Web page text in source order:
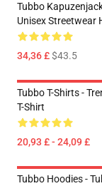
Tubbo
Unisex Streetwear
34,36 £$43.5
Tubbo T-Shirts -
T-Shirt
20,93 £ - 24,09 £
Tubbo Hoodies -